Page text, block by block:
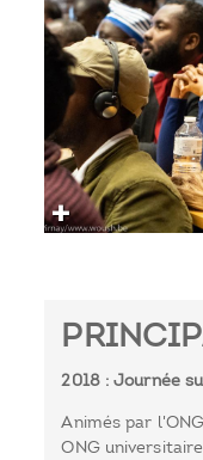
2018 : Journée
Animés par
ONG